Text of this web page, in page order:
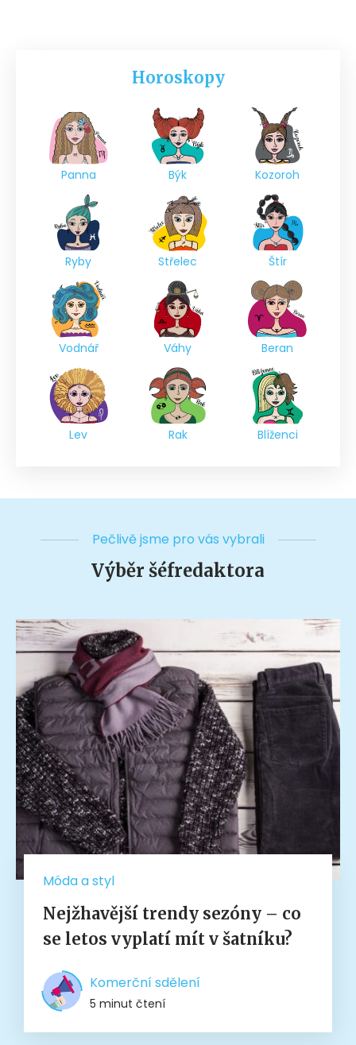
Horoskopy
Panna Býk Kozoroh
Ryby Střelec Štír
Vodnář Váhy Beran
Lev Rak Blíženci
Pečlivě jsme pro vás vybrali
Výběr šéfredaktora
Móda a styl
Nejžhavější trendy sezóny – co
se letos vyplatí mít v šatníku?
Komerční sdělení
5 minut čtení